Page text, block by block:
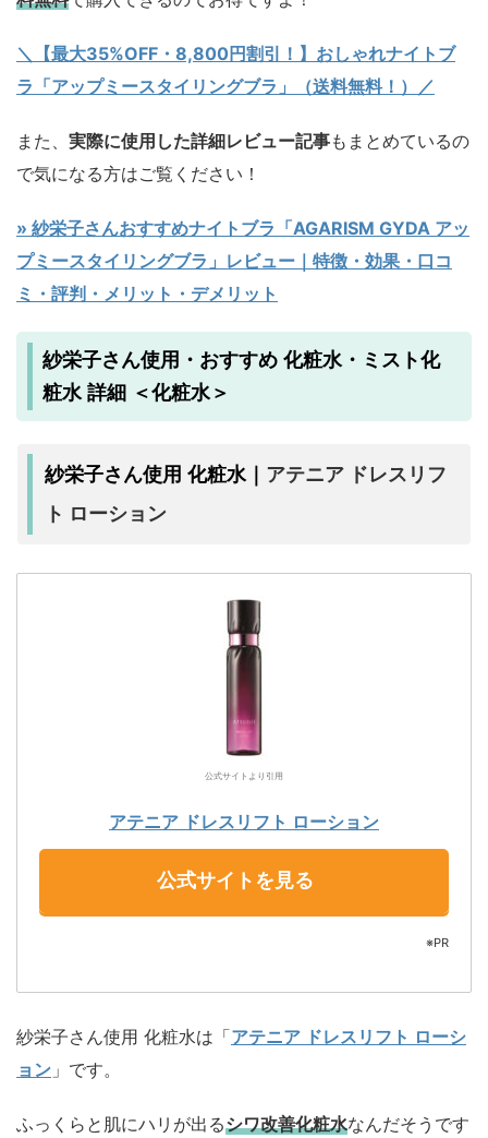
＼【最大35%OFF・8,800円割引！】おしゃれナイトブ
ラ「アップミースタイリングブラ」（送料無料！）／
また、 実際に使用した詳細レビュー記事もまとめているの
で気になる方はご覧ください！
» 紗栄子さんおすすめナイトブラ「AGARISM GYDA アッ
プミースタイリングブラ」レビュー｜特徴・効果・口コ
ミ・評判・メリット・デメリット
紗栄子さん使用・おすすめ 化粧水・ミスト化
粧水 詳細 ＜化粧水＞
紗栄子さん使用 化粧水｜ アテニア ドレスリフ
ト ローション
公式サイトより引用
アテニア ドレスリフト ローション
公式サイトを見る
※PR
紗栄子さん使用 化粧水は「アテニア ドレスリフト ローシ
ョン 」です。
ふっくらと肌にハリが出るシワ改善化粧水なんだそうです